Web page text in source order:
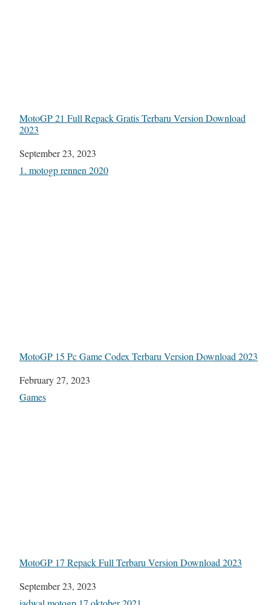
MotoGP 21 Full Repack Gratis Terbaru Version Download
2023
Date
September 23, 2023
In relation to
1. motogp rennen 2020
MotoGP 15 Pc Game Codex Terbaru Version Download 2023
Date
February 27, 2023
In relation to
Games
MotoGP 17 Repack Full Terbaru Version Download 2023
Date
September 23, 2023